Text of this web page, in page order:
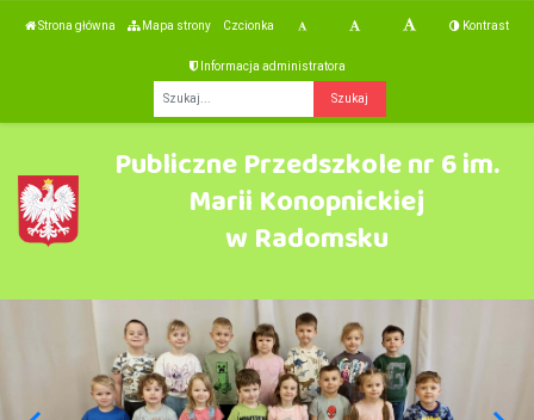
Strona główna Mapa strony Czcionka Kontrast
Informacja administratora
Publiczne Przedszkole nr 6 im.
Marii Konopnickiej
w Radomsku